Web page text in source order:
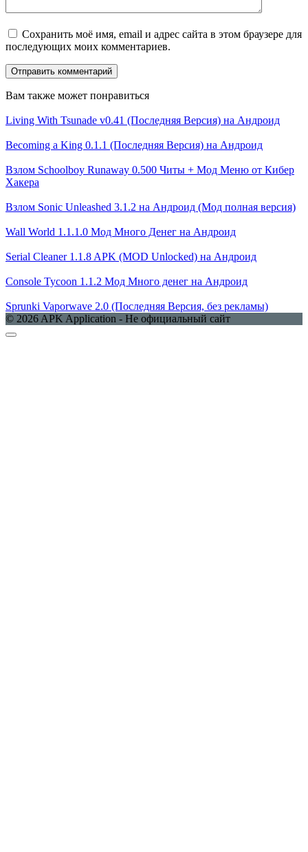
Сохранить моё имя, email и адрес сайта в этом браузере для
последующих моих комментариев.
Вам также может понравиться
Living With Tsunade v0.41 (Последняя Версия) на Андроид
Becoming a King 0.1.1 (Последняя Версия) на Андроид
Взлом Schoolboy Runaway 0.500 Читы + Мод Меню от Кибер
Хакера
Взлом Sonic Unleashed 3.1.2 на Андроид (Мод полная версия)
Wall World 1.1.1.0 Мод Много Денег на Андроид
Serial Cleaner 1.1.8 APK (MOD Unlocked) на Андроид
Console Tycoon 1.1.2 Мод Много денег на Андроид
Sprunki Vaporwave 2.0 (Последняя Версия, без рекламы)
© 2026 APK Application - Не официальный сайт